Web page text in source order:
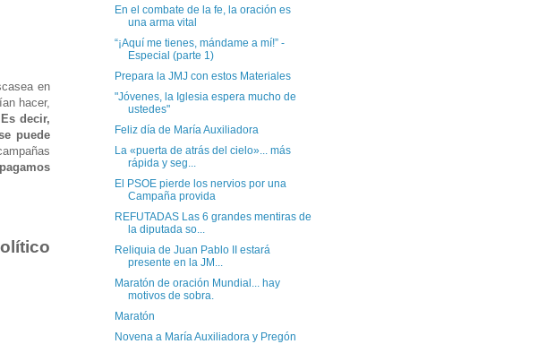
en
hacer,
decir,
puede
En el combate de la fe, la oración es
una arma vital
“¡Aquí me tienes, mándame a mí!” -
Especial (parte 1)
Prepara la JMJ con estos Materiales
"Jóvenes, la Iglesia espera mucho de
ustedes"
Feliz día de María Auxiliadora
La «puerta de atrás del cielo»... más
rápida y seg...
El PSOE pierde los nervios por una
Campaña provida
REFUTADAS Las 6 grandes mentiras de
la diputada so...
Reliquia de Juan Pablo II estará
presente en la JM...
Maratón de oración Mundial... hay
motivos de sobra.
Maratón
Novena a María Auxiliadora y Pregón